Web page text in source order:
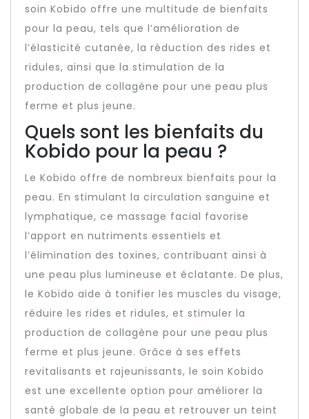
soin Kobido offre une multitude de bienfaits
pour la peau, tels que l’amélioration de
l’élasticité cutanée, la réduction des rides et
ridules, ainsi que la stimulation de la
production de collagène pour une peau plus
ferme et plus jeune.
Quels sont les bienfaits du
Kobido pour la peau ?
Le Kobido offre de nombreux bienfaits pour la
peau. En stimulant la circulation sanguine et
lymphatique, ce massage facial favorise
l’apport en nutriments essentiels et
l’élimination des toxines, contribuant ainsi à
une peau plus lumineuse et éclatante. De plus,
le Kobido aide à tonifier les muscles du visage,
réduire les rides et ridules, et stimuler la
production de collagène pour une peau plus
ferme et plus jeune. Grâce à ses effets
revitalisants et rajeunissants, le soin Kobido
est une excellente option pour améliorer la
santé globale de la peau et retrouver un teint